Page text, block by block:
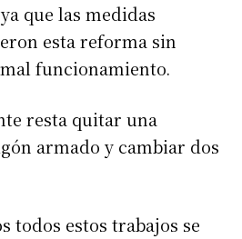
que las medidas
esta reforma sin
funcionamiento.
resta quitar una
armado y cambiar dos
todos estos trabajos se